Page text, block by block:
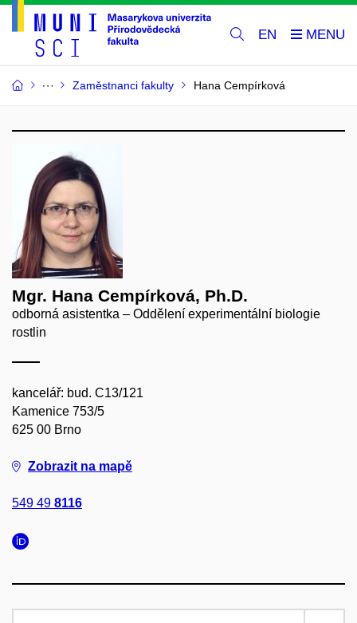
EN
Zaměstnanci fakulty Hana Cempírková
Mgr. Hana Cempírková, Ph.D.
odborná asistentka – Oddělení experimentální biologie
rostlin
kancelář: bud. C13/121
Kamenice 753/5
625 00 Brno
Zobrazit na mapě
549 49 8116